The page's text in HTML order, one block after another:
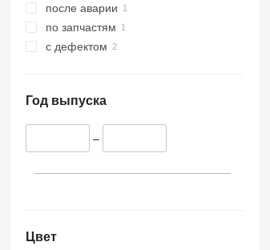
после аварии
по запчастям
с дефектом
Год выпуска
–
Цвет